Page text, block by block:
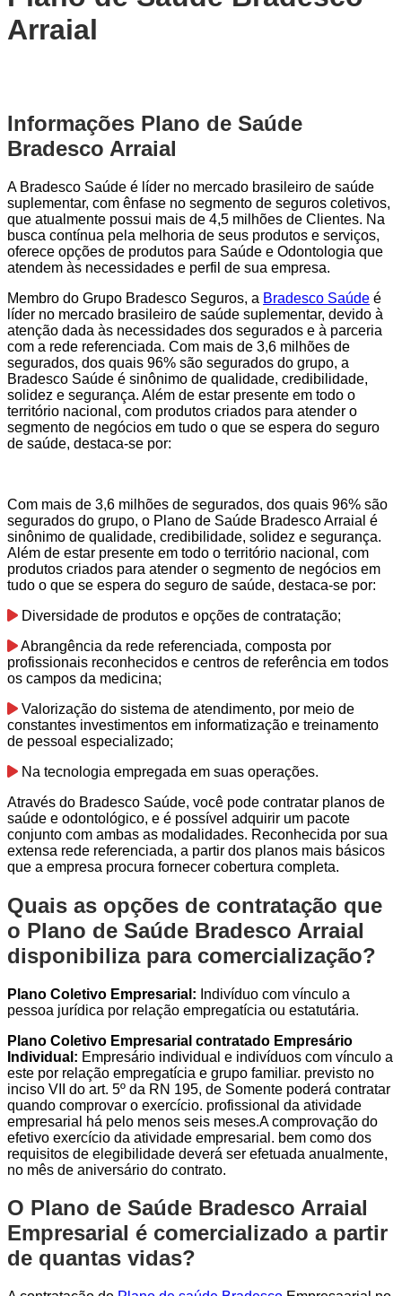
Arraial
Informações Plano de Saúde
Bradesco Arraial
A Bradesco Saúde é líder no mercado brasileiro de saúde
suplementar, com ênfase no segmento de seguros coletivos,
que atualmente possui mais de 4,5 milhões de Clientes. Na
busca contínua pela melhoria de seus produtos e serviços,
oferece opções de produtos para Saúde e Odontologia que
atendem às necessidades e perfil de sua empresa.
Membro do Grupo Bradesco Seguros, a Bradesco Saúde é
líder no mercado brasileiro de saúde suplementar, devido à
atenção dada às necessidades dos segurados e à parceria
com a rede referenciada. Com mais de 3,6 milhões de
segurados, dos quais 96% são segurados do grupo, a
Bradesco Saúde é sinônimo de qualidade, credibilidade,
solidez e segurança. Além de estar presente em todo o
território nacional, com produtos criados para atender o
segmento de negócios em tudo o que se espera do seguro
de saúde, destaca-se por:
Com mais de 3,6 milhões de segurados, dos quais 96% são
segurados do grupo, o Plano de Saúde Bradesco Arraial é
sinônimo de qualidade, credibilidade, solidez e segurança.
Além de estar presente em todo o território nacional, com
produtos criados para atender o segmento de negócios em
tudo o que se espera do seguro de saúde, destaca-se por:
Diversidade de produtos e opções de contratação;
Abrangência da rede referenciada, composta por
profissionais reconhecidos e centros de referência em todos
os campos da medicina;
Valorização do sistema de atendimento, por meio de
constantes investimentos em informatização e treinamento
de pessoal especializado;
Na tecnologia empregada em suas operações.
Através do Bradesco Saúde, você pode contratar planos de
saúde e odontológico, e é possível adquirir um pacote
conjunto com ambas as modalidades. Reconhecida por sua
extensa rede referenciada, a partir dos planos mais básicos
que a empresa procura fornecer cobertura completa.
Quais as opções de contratação que
o Plano de Saúde Bradesco Arraial
disponibiliza para comercialização?
Plano Coletivo Empresarial: Indivíduo com vínculo a
pessoa jurídica por relação empregatícia ou estatutária.
Plano Coletivo Empresarial contratado Empresário
Individual: Empresário individual e indivíduos com vínculo a
este por relação empregatícia e grupo familiar. previsto no
inciso VII do art. 5º da RN 195, de Somente poderá contratar
quando comprovar o exercício. profissional da atividade
empresarial há pelo menos seis meses.A comprovação do
efetivo exercício da atividade empresarial. bem como dos
requisitos de elegibilidade deverá ser efetuada anualmente,
no mês de aniversário do contrato.
O Plano de Saúde Bradesco Arraial
Empresarial é comercializado a partir
de quantas vidas?